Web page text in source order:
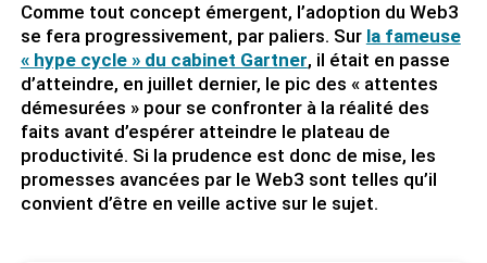
Comme tout concept émergent, l’adoption du Web3
se fera progressivement, par paliers. Sur la fameuse
« hype cycle » du cabinet Gartner, il était en passe
d’atteindre, en juillet dernier, le pic des « attentes
démesurées » pour se confronter à la réalité des
faits avant d’espérer atteindre le plateau de
productivité. Si la prudence est donc de mise, les
promesses avancées par le Web3 sont telles qu’il
convient d’être en veille active sur le sujet.